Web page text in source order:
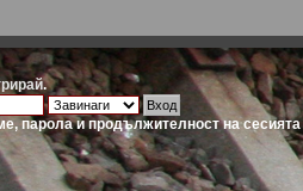
.
парола и продължителност на сесията